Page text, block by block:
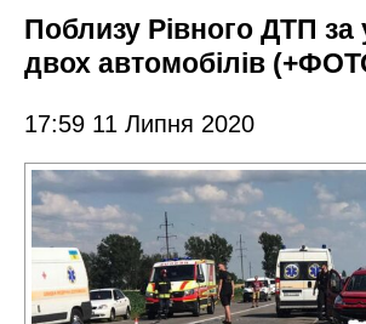
Поблизу Рівного ДТП за
двох автомобілів
17:59 11 Липня 2020